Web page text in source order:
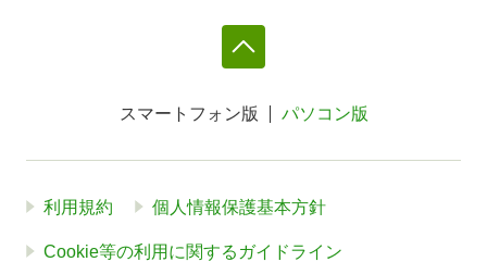
スマートフォン版 パソコン版
利用規約 個人情報保護基本方針
Cookie等の利用に関するガイドライン